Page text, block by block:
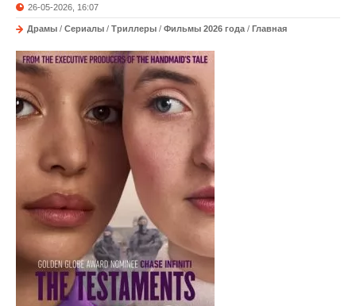
26-05-2026, 16:07
Драмы / Сериалы / Триллеры / Фильмы 2026 года / Главная